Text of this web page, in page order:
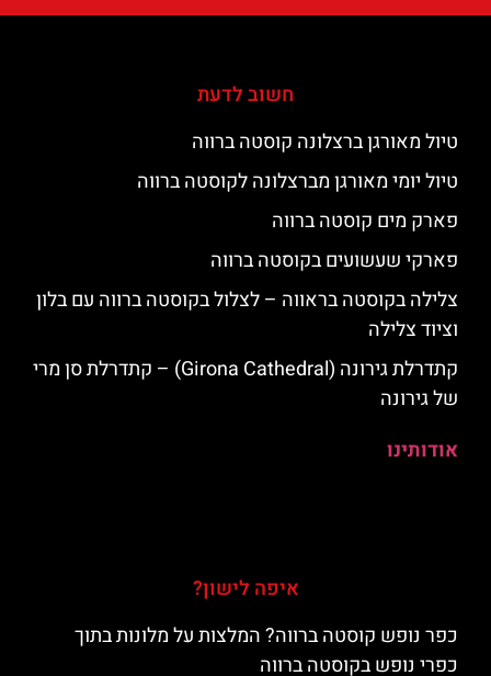
חשוב לדעת
טיול מאורגן ברצלונה קוסטה ברווה
טיול יומי מאורגן מברצלונה לקוסטה ברווה
פארק מים קוסטה ברווה
פארקי שעשועים בקוסטה ברווה
צלילה בקוסטה בראווה – לצלול בקוסטה ברווה עם בלון
וציוד צלילה
קתדרלת גירונה (Girona Cathedral) – קתדרלת סן מרי
של גירונה
אודותינו
איפה לישון?
כפר נופש קוסטה ברווה? המלצות על מלונות בתוך
כפרי נופש בקוסטה ברווה